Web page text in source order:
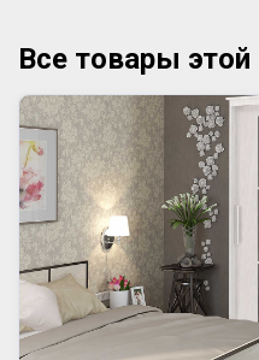
Все товары этой